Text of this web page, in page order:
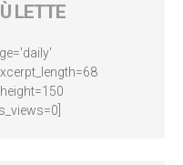
LETTE